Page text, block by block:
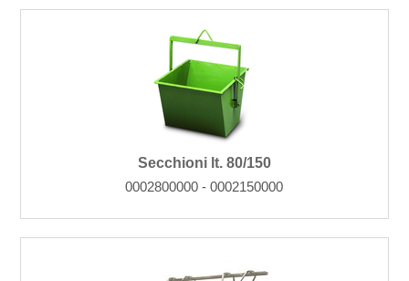
Secchioni lt. 80/150
0002800000 - 0002150000